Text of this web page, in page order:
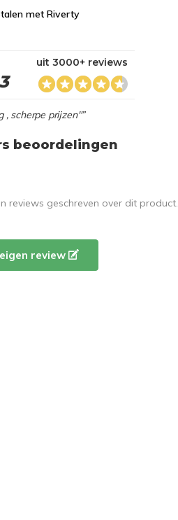
met Riverty
uit 3000+ reviews
, scherpe prijzen"”
beoordelingen
reviews geschreven over dit product.
review